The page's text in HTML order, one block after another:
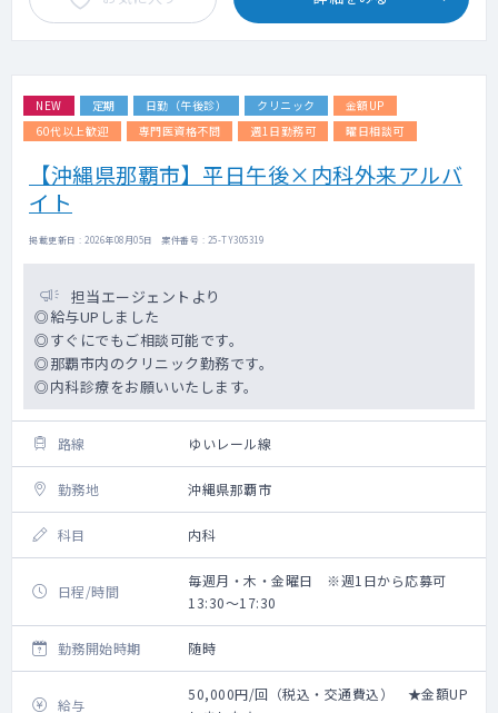
NEW 定期 日勤（午後診） クリニック
金額UP
60代以上歓迎
専門医資格不問 週1日勤務可 曜日相談可
【沖縄県那覇市】平日午後×内科外来アルバ
イト
掲載更新日 : 2026年08月05日 案件番号 : 25-TY305319
担当エージェントより
◎給与UPしました
◎すぐにでもご相談可能です。
◎那覇市内のクリニック勤務です。
◎内科診療をお願いいたします。
路線 ゆいレール線
勤務地 沖縄県那覇市
科目 内科
日程/時間
毎週月・木・金曜日 ※週1日から応募可
13:30～17:30
勤務開始時期 随時
給与
50,000円/回（税込・交通費込） ★金額UP